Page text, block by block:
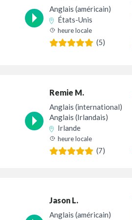
Anglais (américain)
États-Unis
heure locale
(5)
Remie M.
Anglais (international)
Anglais (Irlandais)
Irlande
heure locale
(7)
Jason L.
Anglais (américain)